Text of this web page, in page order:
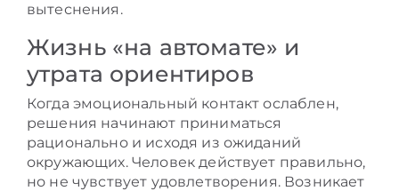
вытеснения.
Жизнь «на автомате» и
утрата ориентиров
Когда эмоциональный контакт ослаблен,
решения начинают приниматься
рационально и исходя из ожиданий
окружающих. Человек действует правильно,
но не чувствует удовлетворения. Возникает